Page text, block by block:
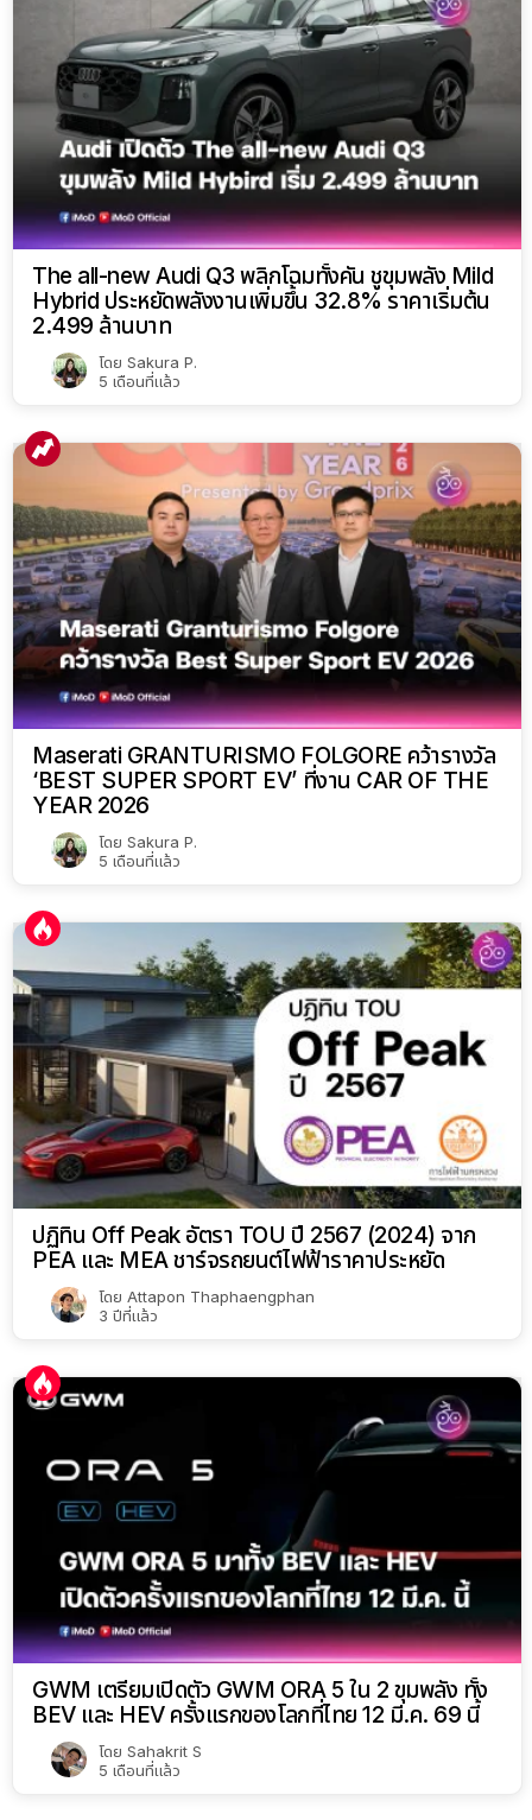
The all-new Audi Q3 พลิกโฉมทั้งคัน ชูขุมพลัง Mild
Hybrid ประหยัดพลังงานเพิ่มขึ้น 32.8% ราคาเริ่มต้น
2.499 ล้านบาท
โดย Sakura P.
5 เดือนที่แล้ว
Maserati GRANTURISMO FOLGORE คว้ารางวัล
‘BEST SUPER SPORT EV’ ที่งาน CAR OF THE
YEAR 2026
โดย Sakura P.
5 เดือนที่แล้ว
ปฏิทิน Off Peak อัตรา TOU ปี 2567 (2024) จาก
PEA และ MEA ชาร์จรถยนต์ไฟฟ้าราคาประหยัด
โดย Attapon Thaphaengphan
3 ปีที่แล้ว
GWM เตรียมเปิดตัว GWM ORA 5 ใน 2 ขุมพลัง ทั้ง
BEV และ HEV ครั้งแรกของโลกที่ไทย 12 มี.ค. 69 นี้
โดย Sahakrit S
5 เดือนที่แล้ว